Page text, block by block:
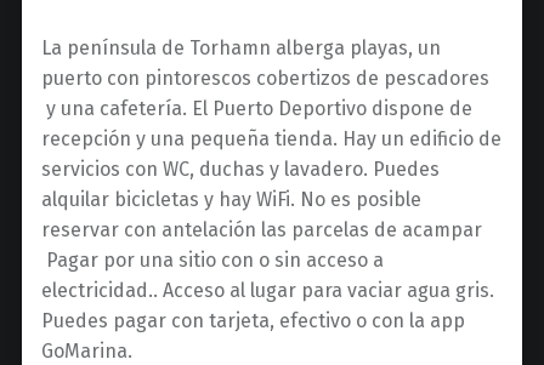
La península de Torhamn alberga playas, un
puerto con pintorescos cobertizos de pescadores
y una cafetería. El Puerto Deportivo dispone de
recepción y una pequeña tienda. Hay un edificio de
servicios con WC, duchas y lavadero. Puedes
alquilar bicicletas y hay WiFi. No es posible
reservar con antelación las parcelas de acampar
Pagar por una sitio con o sin acceso a
electricidad.. Acceso al lugar para vaciar agua gris.
Puedes pagar con tarjeta, efectivo o con la app
GoMarina.